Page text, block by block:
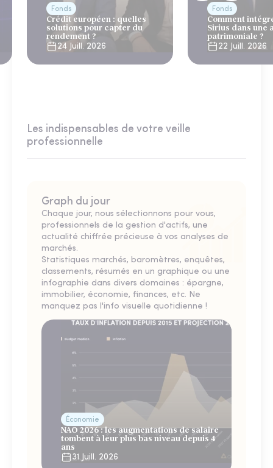
Fonds
Crédit européen : quelles
solutions pour capter du
rendement ?
24 Juill. 2026
Fonds
Comment
Sirius dans une
patrimoniale ?
22 Juill. 2026
Les indispensables de votre veille
professionnelle
Graph du jour
Chaque jour, nous sélectionnons pour vous,
professionnels de la gestion d'actifs, une
actualité chiffrée précieuse à vos analyses de
marchés.
Statistiques marchés, baromètres, enquêtes,
classements, résumés en un graphique ou une
infographie dans divers domaines : épargne,
immobilier, économie, finances, etc. Ne
manquez pas l'info visuelle quotidienne !
Économie
NAO 2026 : les augmentations de salaire
tombent à leur plus bas niveau depuis 4
ans
31 Juill. 2026